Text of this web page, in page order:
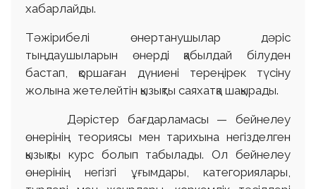
хабарлайды.
Тәжірибелі өнертанушылар дәріс
тыңдаушыларын өнерді қабылдай білуден
бастап, қоршаған дүниені тереңірек түсіну
жолына жетелейтін қызықты саяхатқа шақырады.
Дәрістер бағдарламасы — бейнелеу
өнерінің теориясы мен тарихына негізделген
қызықты курс болып табылады. Ол бейнелеу
өнерінің негізгі ұғымдары, категориялары,